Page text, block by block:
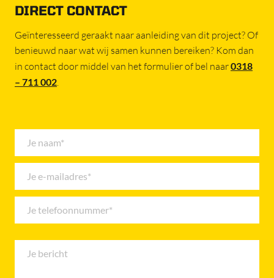
DIRECT CONTACT
Geïnteresseerd geraakt naar aanleiding van dit project? Of
benieuwd naar wat wij samen kunnen bereiken? Kom dan
in contact door middel van het formulier of bel naar0318
– 711 002